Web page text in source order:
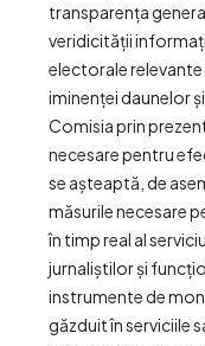
transparența
veridicității
electorale
iminenței daunelor
Comisia prin
necesare pentru
se așteaptă, de
măsurile necesare
în timp real al
jurnaliștilor și
instrumente de
găzduit în serviciile